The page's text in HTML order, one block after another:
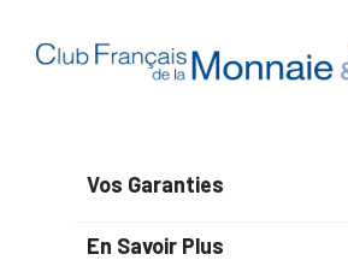
Vos Garanties
En Savoir Plus